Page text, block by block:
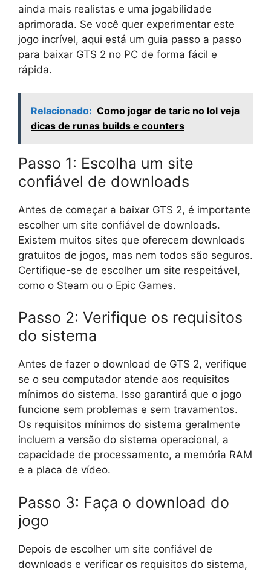
ainda mais realistas e uma jogabilidade
aprimorada. Se você quer experimentar este
jogo incrível, aqui está um guia passo a passo
para baixar GTS 2 no PC de forma fácil e
rápida.
Relacionado: Como jogar de taric no lol veja
dicas de runas builds e counters
Passo 1: Escolha um site
confiável de downloads
Antes de começar a baixar GTS 2, é importante
escolher um site confiável de downloads.
Existem muitos sites que oferecem downloads
gratuitos de jogos, mas nem todos são seguros.
Certifique-se de escolher um site respeitável,
como o Steam ou o Epic Games.
Passo 2: Verifique os requisitos
do sistema
Antes de fazer o download de GTS 2, verifique
se o seu computador atende aos requisitos
mínimos do sistema. Isso garantirá que o jogo
funcione sem problemas e sem travamentos.
Os requisitos mínimos do sistema geralmente
incluem a versão do sistema operacional, a
capacidade de processamento, a memória RAM
e a placa de vídeo.
Passo 3: Faça o download do
jogo
Depois de escolher um site confiável de
downloads e verificar os requisitos do sistema,